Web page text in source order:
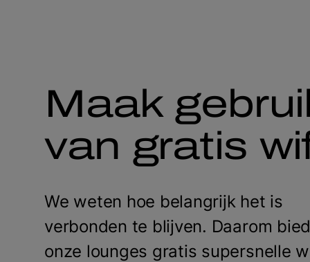
Maak
van gratis
We weten hoe belangrijk het is
verbonden te blijven. Daarom
onze lounges gratis supersnelle